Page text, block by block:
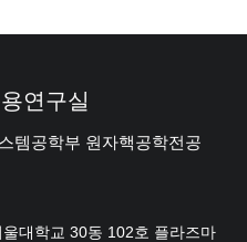
연구실
템공학부 원자핵공학전공
대학교 30동 102호 플라즈마